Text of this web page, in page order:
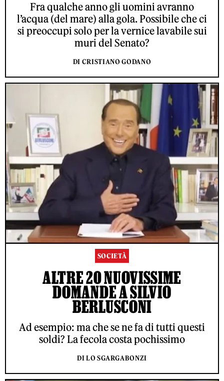
Fra qualche anno gli uomini avranno
l’acqua (del mare) alla gola. Possibile che ci
si preoccupi solo per la vernice lavabile sui
muri del Senato?
DI CRISTIANO GODANO
SOCIETÀ
ALTRE 20 NUOVISSIME
DOMANDE A SILVIO
BERLUSCONI
Ad esempio: ma che se ne fa di tutti questi
soldi? La fecola costa pochissimo
DI LO SGARGABONZI